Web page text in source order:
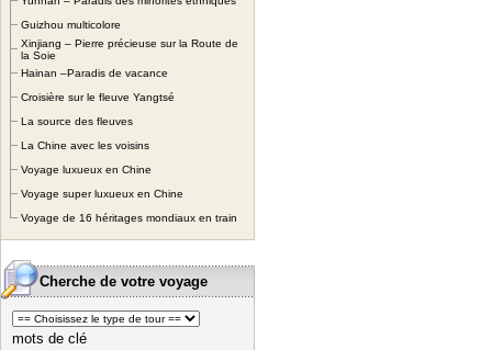
Guizhou multicolore
Xinjiang – Pierre précieuse sur la Route de
la Soie
Hainan –Paradis de vacance
Croisière sur le fleuve Yangtsé
La source des fleuves
La Chine avec les voisins
Voyage luxueux en Chine
Voyage super luxueux en Chine
Voyage de 16 héritages mondiaux en train
Cherche de votre voyage
mots de clé